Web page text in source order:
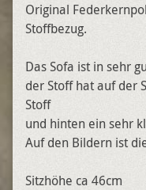
Original
Stoffbezug.
Das Sofa ist in sehr
der Stoff hat auf der
Stoff
und hinten ein sehr
Auf den Bildern ist
Sitzhöhe ca 46cm